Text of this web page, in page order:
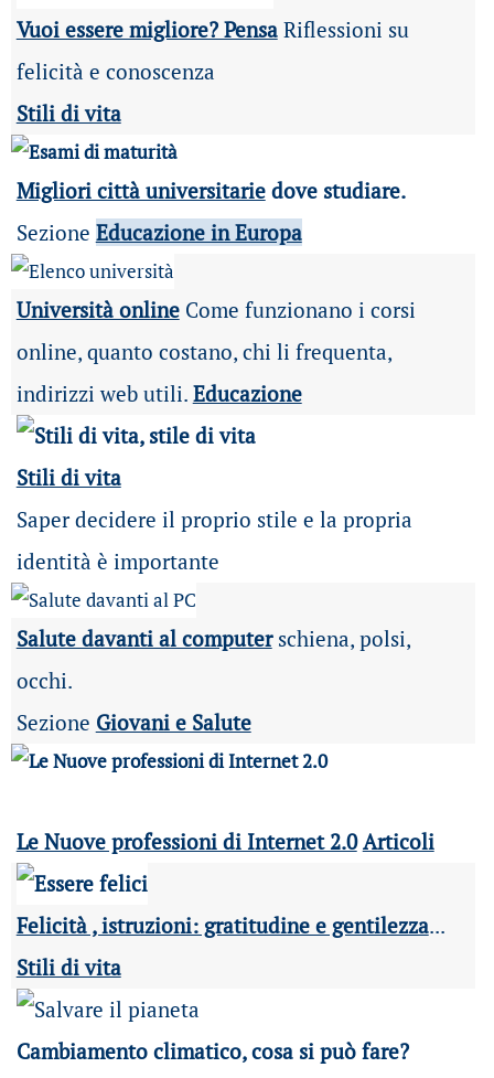
Vuoi essere migliore? PensaRiflessioni su
felicità e conoscenza
Stili di vita
Migliori città universitariedove studiare.
Sezione Educazione in Europa
Università online Come funzionano i corsi
online, quanto costano, chi li frequenta,
indirizzi web utili. Educazione
Stili di vita
Saper decidere il proprio stile e la propria
identità è importante
Salute davanti al computerschiena, polsi,
occhi.
Sezione Giovani e Salute
Le Nuove professioni di Internet 2.0 Articoli
Felicità , istruzioni: gratitudine e gentilezza...
Stili di vita
Cambiamento climatico, cosa si può fare?